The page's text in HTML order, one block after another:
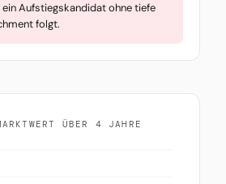
Aufstiegskandidat ohne tiefe
folgt.
ÜBER 4 JAHRE